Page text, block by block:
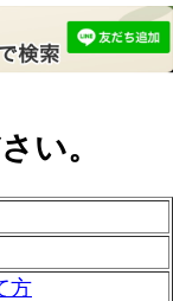
い。
方